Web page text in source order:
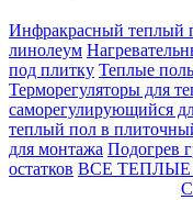
Инфракрасный теплый
линолеум
под плитку Теплые
Терморегуляторы для
саморегулирующийся
теплый пол в
для монтажа Подогрев
остатков ВСЕ